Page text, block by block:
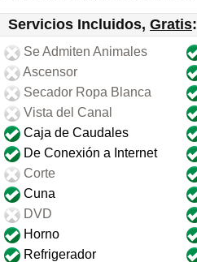
Servicios Incluidos, Gratis:
Se Admiten Animales
Ascensor
Secador Ropa Blanca
Vista del Canal
Caja de Caudales
De Conexión a Internet
Corte
Cuna
DVD
Horno
Refrigerador